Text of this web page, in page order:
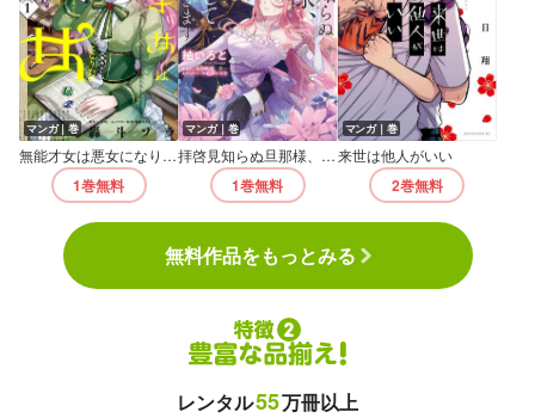
マンガ｜巻
無能才女は悪女になりたい
1巻無料
マンガ｜巻
拝啓見知らぬ旦那様、離婚していただきます
1巻無料
マンガ｜巻
来世は他人がいい
2巻無料
無料作品をもっとみる
レンタル55万冊以上